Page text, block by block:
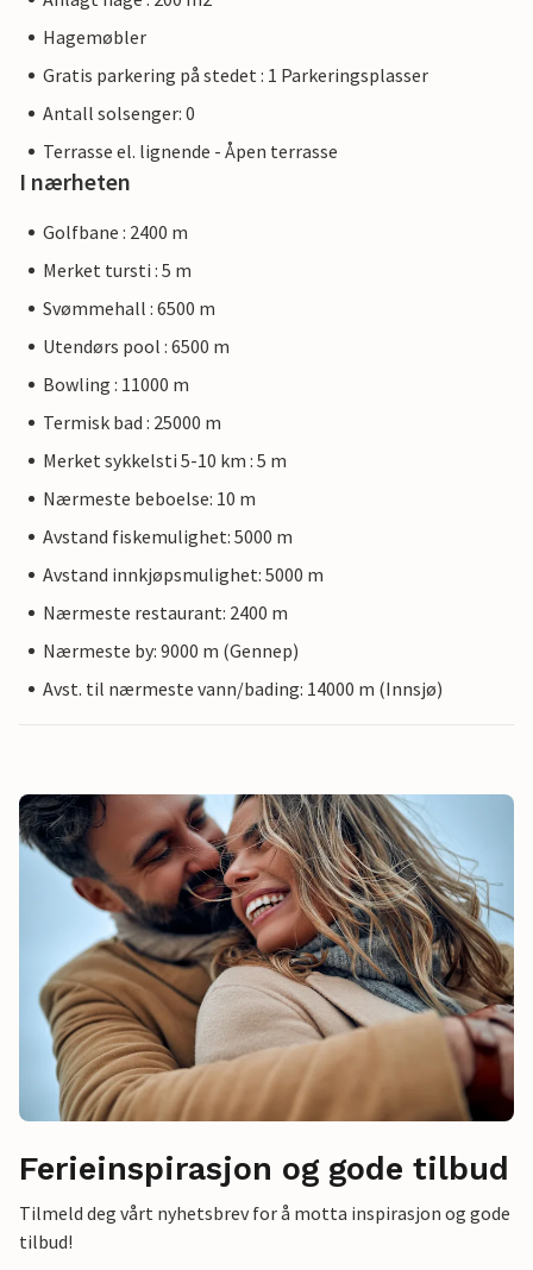
Hagemøbler
Gratis parkering på stedet : 1 Parkeringsplasser
Antall solsenger: 0
Terrasse el. lignende - Åpen terrasse
I nærheten
Golfbane : 2400 m
Merket tursti : 5 m
Svømmehall : 6500 m
Utendørs pool : 6500 m
Bowling : 11000 m
Termisk bad : 25000 m
Merket sykkelsti 5-10 km : 5 m
Nærmeste beboelse: 10 m
Avstand fiskemulighet: 5000 m
Avstand innkjøpsmulighet: 5000 m
Nærmeste restaurant: 2400 m
Nærmeste by: 9000 m (Gennep)
Avst. til nærmeste vann/bading: 14000 m (Innsjø)
Ferieinspirasjon og gode tilbud
Tilmeld deg vårt nyhetsbrev for å motta inspirasjon og gode
tilbud!